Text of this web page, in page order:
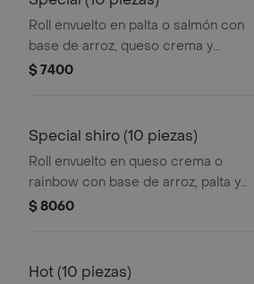
Roll envuelto en palta o salmón con
base de arroz, queso crema y
cebollín, más una proteína o verdura a
$ 7400
Special shiro (10 piezas)
Roll envuelto en queso crema o
rainbow con base de arroz, palta y
cebollín, más una proteína o verdura a
$ 8060
Hot (10 piezas)